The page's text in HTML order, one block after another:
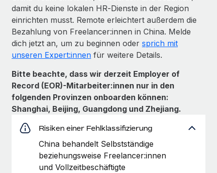
damit du keine lokalen HR‑Dienste in der Region
einrichten musst. Remote erleichtert außerdem die
Bezahlung von Freelancer:innen in China. Melde
dich jetzt an, um zu beginnen oder sprich mit
unseren Expert:innen für weitere Details.
Bitte beachte, dass wir derzeit Employer of
Record (EOR)-Mitarbeiter:innen nur in den
folgenden Provinzen onboarden können:
Shanghai, Beijing, Guangdong und Zhejiang.
Risiken einer Fehlklassifizierung
China behandelt Selbstständige
beziehungsweise Freelancer:innen
und Vollzeitbeschäftigte